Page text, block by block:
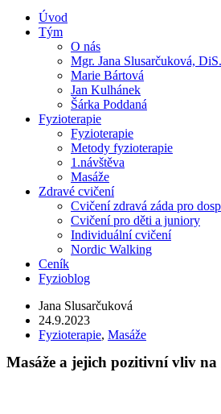
Úvod
Tým
O nás
Mgr. Jana Slusarčuková, DiS.
Marie Bártová
Jan Kulhánek
Šárka Poddaná
Fyzioterapie
Fyzioterapie
Metody fyzioterapie
1.návštěva
Masáže
Zdravé cvičení
Cvičení zdravá záda pro
Cvičení pro děti a juniory
Individuální cvičení
Nordic Walking
Ceník
Fyzioblog
Jana Slusarčuková
24.9.2023
Fyzioterapie, Masáže
Masáže a jejich pozitivní vliv